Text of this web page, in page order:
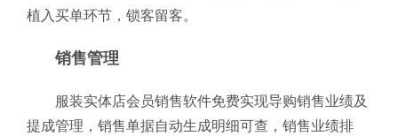
植入买单环节，锁客留客。
销售管理
服装实体店会员销售软件免费实现导购销售业绩及
提成管理，销售单据自动生成明细可查，销售业绩排